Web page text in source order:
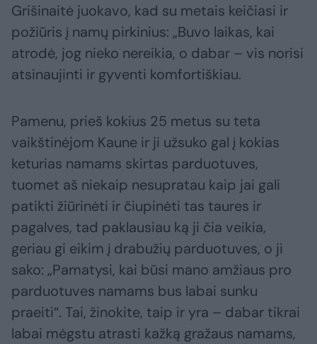
Grišinaitė juokavo, kad su metais keičiasi ir
požiūris į namų pirkinius: „Buvo laikas, kai
atrodė, jog nieko nereikia, o dabar – vis norisi
atsinaujinti ir gyventi komfortiškiau.
Pamenu, prieš kokius 25 metus su teta
vaikštinėjom Kaune ir ji užsuko gal į kokias
keturias namams skirtas parduotuves,
tuomet aš niekaip nesupratau kaip jai gali
patikti žiūrinėti ir čiupinėti tas taures ir
pagalves, tad paklausiau ką ji čia veikia,
geriau gi eikim į drabužių parduotuves, o ji
sako: „Pamatysi, kai būsi mano amžiaus pro
parduotuves namams bus labai sunku
praeiti“. Tai, žinokite, taip ir yra – dabar tikrai
labai mėgstu atrasti kažką gražaus namams,